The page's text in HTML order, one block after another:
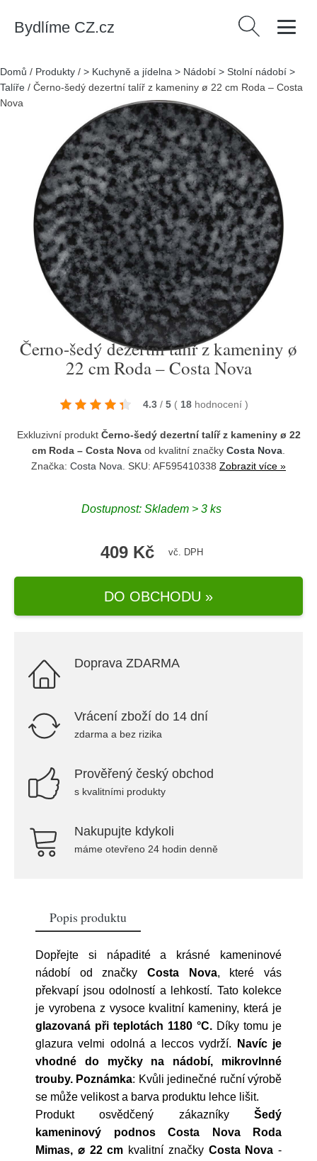
Bydlíme CZ.cz Vyhledávání
Domů / Produkty / > Kuchyně a jídelna > Nádobí > Stolní nádobí >
Talíře / Černo-šedý dezertní talíř z kameniny ø 22 cm Roda – Costa
Nova
Černo-šedý dezertní talíř z kameniny ø
22 cm Roda – Costa Nova
4.3 / 5 ( 18 hodnocení )
Exkluzivní produkt Černo-šedý dezertní talíř z kameniny ø 22
cm Roda – Costa Nova od kvalitní značky Costa Nova
Značka: Costa Nova . SKU: AF595410338 Zobrazit více »
Dostupnost: Skladem > 3 ks
409 Kč vč. DPH
DO OBCHODU »
Doprava ZDARMA
Vrácení zboží do 14 dní
zdarma a bez rizika
Prověřený český obchod
s kvalitními produkty
Nakupujte kdykoli
máme otevřeno 24 hodin denně
Popis produktu
Dopřejte si nápadité a krásné kameninové
nádobí od značky Costa Nova, které vás
překvapí jsou odolností a lehkostí. Tato kolekce
je vyrobena z vysoce kvalitní kameniny, která je
glazovaná při teplotách 1180 °C. Díky tomu je
glazura velmi odolná a leccos vydrží.
Navíc je
vhodné do myčky na nádobí, mikrovlnné
trouby. Poznámka: Kvůli jedinečné ruční výrobě
se může velikost a barva produktu lehce lišit.
Produkt osvědčený zákazníky Šedý
kameninový podnos Costa Nova Roda
Mimas, ⌀ 22 cm kvalitní značky Costa Nova -